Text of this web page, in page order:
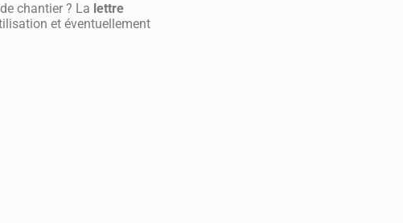
chantier ? La lettre
et éventuellement